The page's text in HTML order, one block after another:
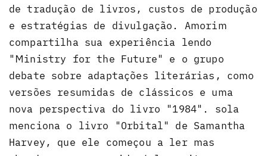
de tradução de livros, custos de produção
e estratégias de divulgação. Amorim
compartilha sua experiência lendo
"Ministry for the Future" e o grupo
debate sobre adaptações literárias, como
versões resumidas de clássicos e uma
nova perspectiva do livro "1984". sola
menciona o livro "Orbital" de Samantha
Harvey, que ele começou a ler mas